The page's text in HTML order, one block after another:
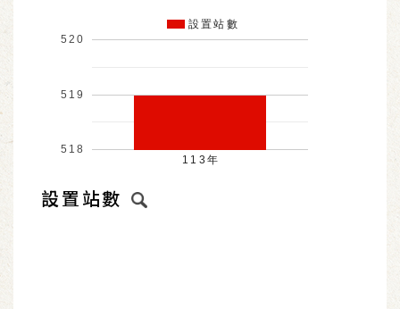
設置站數
113年
518
519
520
設置站數